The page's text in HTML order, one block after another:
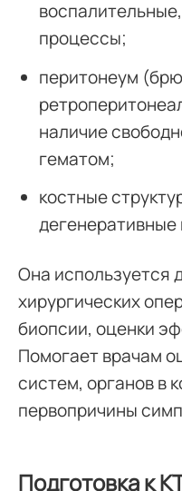
процессы;
перитонеум
наличие
гематом;
костные
Она используется
хирургических
биопсии, оценки
Помогает врачам
систем, органов в
первопричины
Подготовка к